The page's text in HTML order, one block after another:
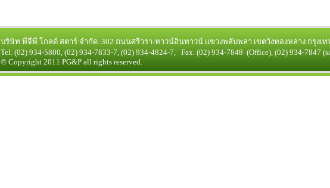
บริษัท พีจีพี โกลด์ สตาร์ จำกัด 302 ถนนศรีวรา-ทาวน์อินทาวน์ แขวงพลับพลา เขตวังทองหลาง กรุงเท
Tel. (02) 934-5800, (02) 934-7833-7, (02) 934-4824-7, Fax. (02) 934-7848 (Office), (02) 934-7847 (
© Copyright 2011 PG&P all rights reserved.